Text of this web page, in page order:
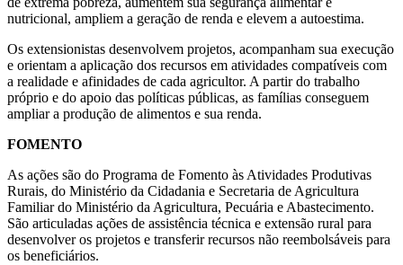
nutricional, ampliem a geração de renda e elevem a autoestima.
Os extensionistas desenvolvem projetos, acompanham sua execução
e orientam a aplicação dos recursos em atividades compatíveis com
a realidade e afinidades de cada agricultor. A partir do trabalho
próprio e do apoio das políticas públicas, as famílias conseguem
ampliar a produção de alimentos e sua renda.
FOMENTO
As ações são do Programa de Fomento às Atividades Produtivas
Rurais, do Ministério da Cidadania e Secretaria de Agricultura
Familiar do Ministério da Agricultura, Pecuária e Abastecimento.
São articuladas ações de assistência técnica e extensão rural para
desenvolver os projetos e transferir recursos não reembolsáveis para
os beneficiários.